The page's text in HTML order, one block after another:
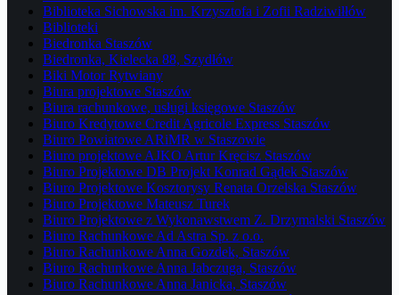
Biblioteka Sichowska im. Krzysztofa i Zofii Radziwiłłów
Biblioteki
Biedronka Staszów
Biedronka, Kielecka 88, Szydłów
Biki Motor Rytwiany
Biura projektowe Staszów
Biura rachunkowe, usługi księgowe Staszów
Biuro Kredytowe Credit Agricole Express Staszów
Biuro Powiatowe ARiMR w Staszowie
Biuro projektowe AJKO Artur Kręcisz Staszów
Biuro Projektowe DB Projekt Konrad Gądek Staszów
Biuro Projektowe Kosztorysy Renata Orzelska Staszów
Biuro Projektowe Mateusz Turek
Biuro Projektowe z Wykonawstwem Z. Drzymalski Staszów
Biuro Rachunkowe Ad Astra Sp. z o.o.
Biuro Rachunkowe Anna Gozdek, Staszów
Biuro Rachunkowe Anna Jabczuga, Staszów
Biuro Rachunkowe Anna Janicka, Staszów